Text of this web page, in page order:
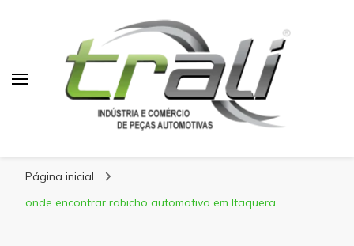
Página inicial
onde encontrar rabicho automotivo em Itaquera